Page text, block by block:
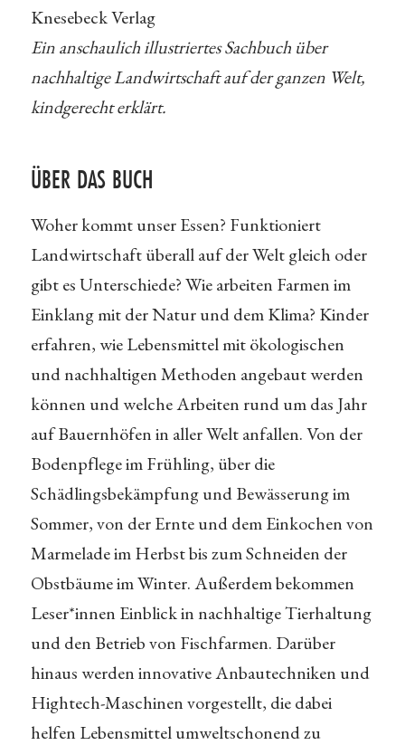
Knesebeck Verlag
Ein anschaulich illustriertes Sachbuch über
nachhaltige Landwirtschaft auf der ganzen Welt,
kindgerecht erklärt.
ÜBER DAS BUCH
Woher kommt unser Essen? Funktioniert
Landwirtschaft überall auf der Welt gleich oder
gibt es Unterschiede? Wie arbeiten Farmen im
Einklang mit der Natur und dem Klima? Kinder
erfahren, wie Lebensmittel mit ökologischen
und nachhaltigen Methoden angebaut werden
können und welche Arbeiten rund um das Jahr
auf Bauernhöfen in aller Welt anfallen. Von der
Bodenpflege im Frühling, über die
Schädlingsbekämpfung und Bewässerung im
Sommer, von der Ernte und dem Einkochen von
Marmelade im Herbst bis zum Schneiden der
Obstbäume im Winter. Außerdem bekommen
Leser*innen Einblick in nachhaltige Tierhaltung
und den Betrieb von Fischfarmen. Darüber
hinaus werden innovative Anbautechniken und
Hightech-Maschinen vorgestellt, die dabei
helfen Lebensmittel umweltschonend zu